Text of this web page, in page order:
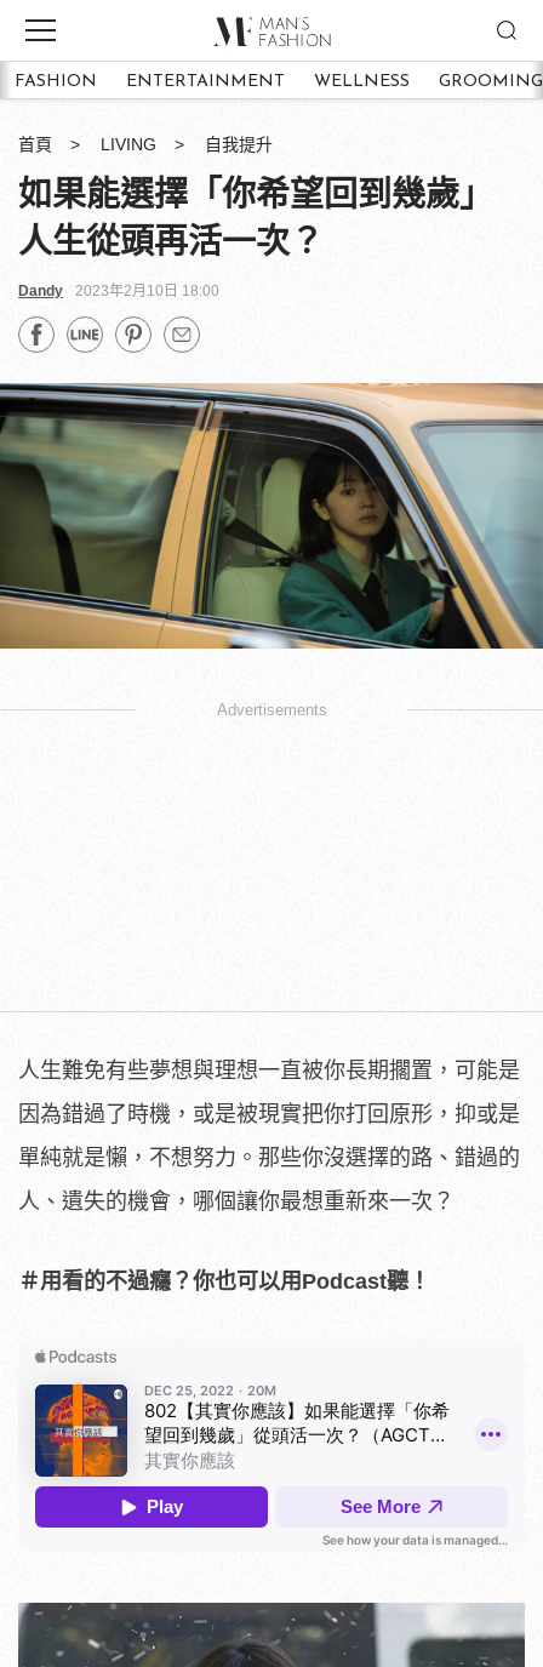
FASHION ENTERTAINMENT WELLNESS GROOMING
首頁 LIVING 自我提升
如果能選擇「你希望回到幾歲」
人生從頭再活一次？
Dandy 2023年2月10日 18:00
Advertisements
人生難免有些夢想與理想一直被你長期擱置，可能是
因為錯過了時機，或是被現實把你打回原形，抑或是
單純就是懶，不想努力。那些你沒選擇的路、錯過的
人、遺失的機會，哪個讓你最想重新來一次？
＃用看的不過癮？你也可以用Podcast聽！